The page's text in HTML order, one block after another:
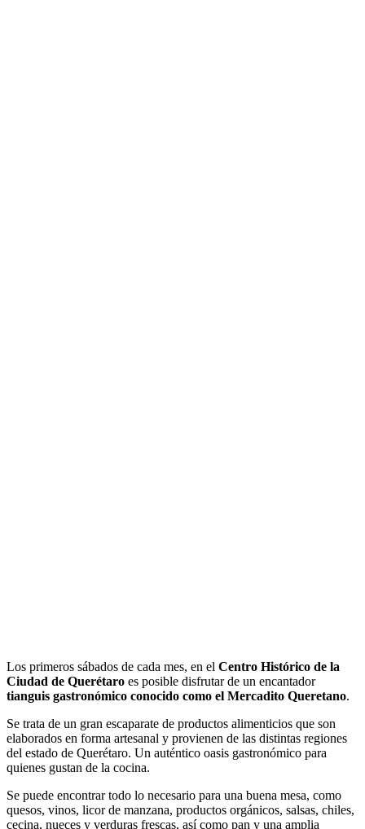
Los primeros sábados de cada mes, en el Centro Histórico de la
Ciudad de Querétaro es posible disfrutar de un encantador
tianguis gastronómico conocido como el Mercadito Queretano.
Se trata de un gran escaparate de productos alimenticios que son
elaborados en forma artesanal y provienen de las distintas regiones
del estado de Querétaro. Un auténtico oasis gastronómico para
quienes gustan de la cocina.
Se puede encontrar todo lo necesario para una buena mesa, como
quesos, vinos, licor de manzana, productos orgánicos, salsas, chiles,
cecina, nueces y verduras frescas, así como pan y una amplia